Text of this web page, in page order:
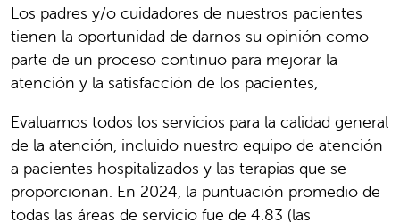
Los padres y/o cuidadores de nuestros pacientes
tienen la oportunidad de darnos su opinión como
parte de un proceso continuo para mejorar la
atención y la satisfacción de los pacientes,
Evaluamos todos los servicios para la calidad general
de la atención, incluido nuestro equipo de atención
a pacientes hospitalizados y las terapias que se
proporcionan. En 2024, la puntuación promedio de
todas las áreas de servicio fue de 4.83 (las